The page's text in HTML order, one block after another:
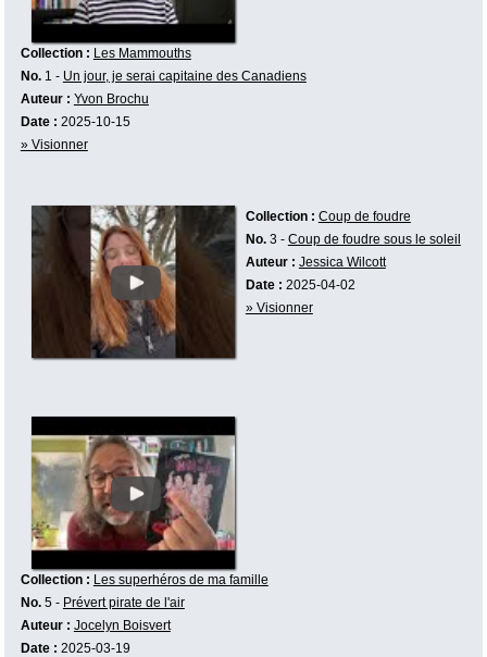
Collection : Les Mammouths
No.1 - Un jour, je serai capitaine des Canadiens
Auteur : Yvon Brochu
Date : 2025-10-15
» Visionner
Collection : Coup de foudre
No.3 - Coup de foudre sous le soleil
Auteur : Jessica Wilcott
Date : 2025-04-02
» Visionner
Collection : Les superhéros de ma famille
No.5 - Prévert pirate de l'air
Auteur : Jocelyn Boisvert
Date : 2025-03-19